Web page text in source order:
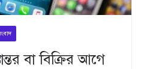
বা বিক্রির আগে